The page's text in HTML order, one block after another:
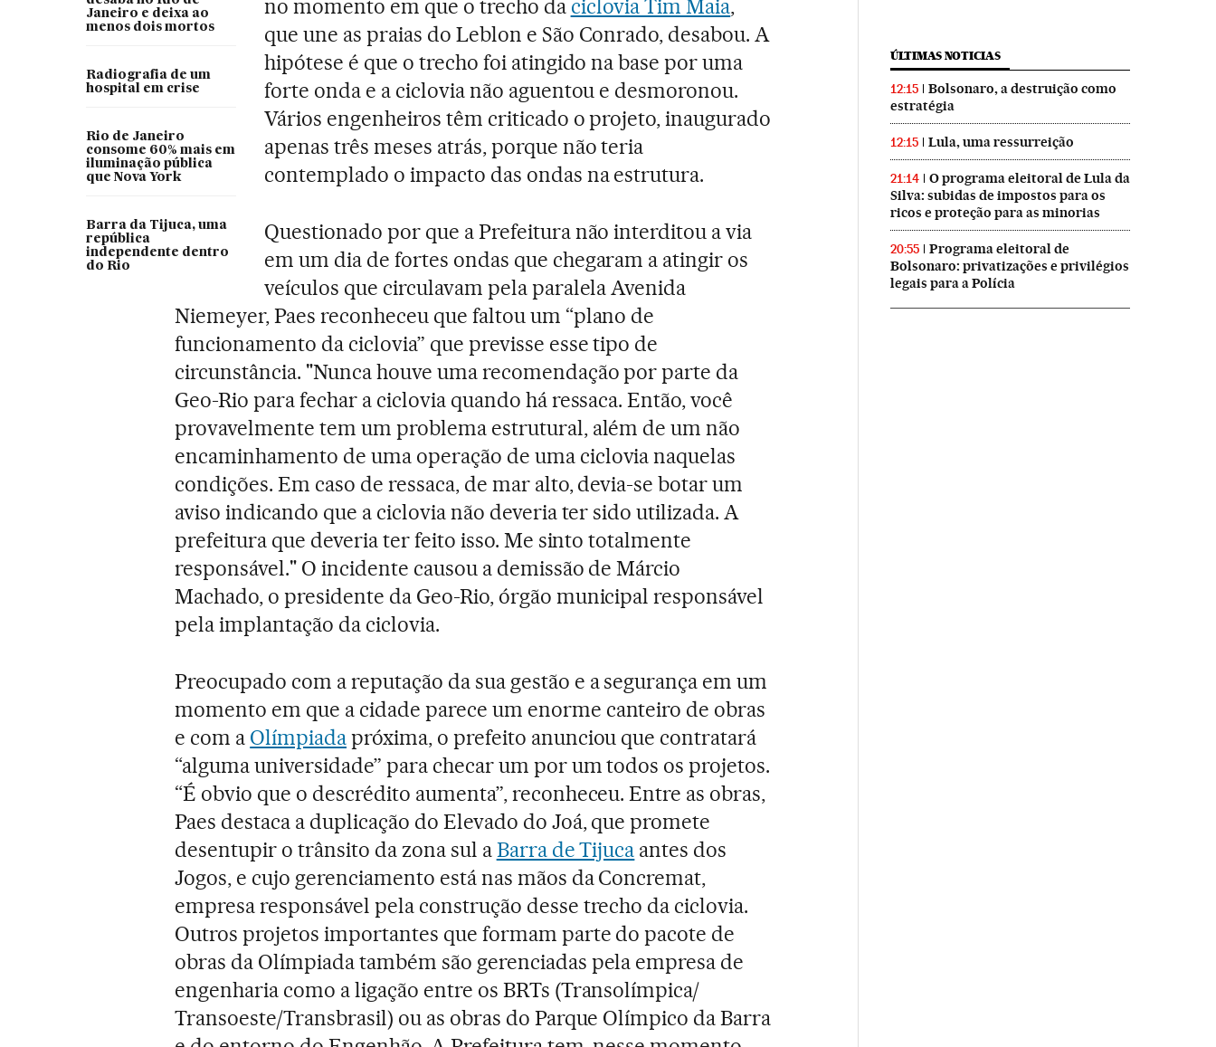
Janeiro e deixa ao
menos dois mortos
Radiografia de um
hospital em crise
Rio de Janeiro
consome 60% mais em
iluminação pública
que Nova York
Barra da Tijuca, uma
república
independente dentro
do Rio
no momento em que o trecho da ciclovia Tim Maia,
que une as praias do Leblon e São Conrado, desabou. A
hipótese é que o trecho foi atingido na base por uma
forte onda e a ciclovia não aguentou e desmoronou.
Vários engenheiros têm criticado o projeto, inaugurado
apenas três meses atrás, porque não teria
contemplado o impacto das ondas na estrutura.
Questionado por que a Prefeitura não interditou a via
em um dia de fortes ondas que chegaram a atingir os
veículos que circulavam pela paralela Avenida
Niemeyer, Paes reconheceu que faltou um “plano de
funcionamento da ciclovia” que previsse esse tipo de
circunstância. "Nunca houve uma recomendação por parte da
Geo-Rio para fechar a ciclovia quando há ressaca. Então, você
provavelmente tem um problema estrutural, além de um não
encaminhamento de uma operação de uma ciclovia naquelas
condições. Em caso de ressaca, de mar alto, devia-se botar um
aviso indicando que a ciclovia não deveria ter sido utilizada. A
prefeitura que deveria ter feito isso. Me sinto totalmente
responsável." O incidente causou a demissão de Márcio
Machado, o presidente da Geo-Rio, órgão municipal responsável
pela implantação da ciclovia.
Preocupado com a reputação da sua gestão e a segurança em um
momento em que a cidade parece um enorme canteiro de obras
e com a Olímpiadapróxima, o prefeito anunciou que contratará
“alguma universidade” para checar um por um todos os projetos.
“É obvio que o descrédito aumenta”, reconheceu. Entre as obras,
Paes destaca a duplicação do Elevado do Joá, que promete
desentupir o trânsito da zona sul aBarra de Tijuca antes dos
Jogos, e cujo gerenciamento está nas mãos da Concremat,
empresa responsável pela construção desse trecho da ciclovia.
Outros projetos importantes que formam parte do pacote de
obras da Olímpiada também são gerenciadas pela empresa de
engenharia como a ligação entre os BRTs (Transolímpica/
Transoeste/Transbrasil) ou as obras do Parque Olímpico da Barra
ÚLTIMAS NOTICIAS
12:15
Bolsonaro, a destruição como
estratégia
12:15 Lula, uma ressurreição
21:14
O programa eleitoral de Lula da
Silva: subidas de impostos para os
ricos e proteção para as minorias
20:55
Programa eleitoral de
Bolsonaro: privatizações e privilégios
legais para a Polícia